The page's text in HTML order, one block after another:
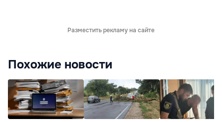
Разместить рекламу на сайте
Похожие новости